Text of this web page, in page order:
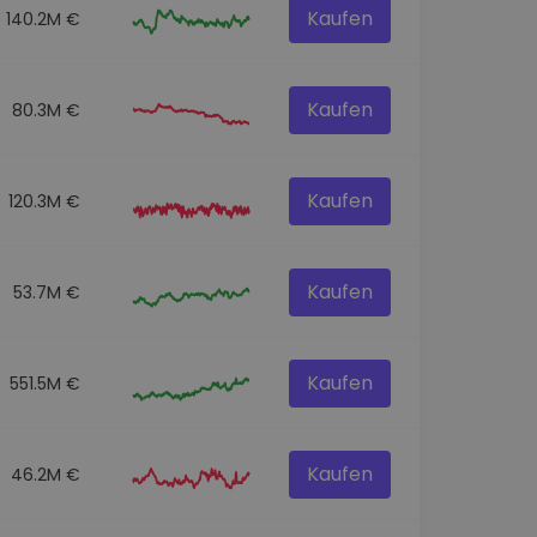
140.2M € Kaufen
80.3M € Kaufen
120.3M € Kaufen
53.7M € Kaufen
551.5M € Kaufen
46.2M € Kaufen